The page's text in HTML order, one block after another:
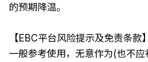
的预期降温。
【EBC平台风险提示及免责条款
一般参考使用，无意作为(也不